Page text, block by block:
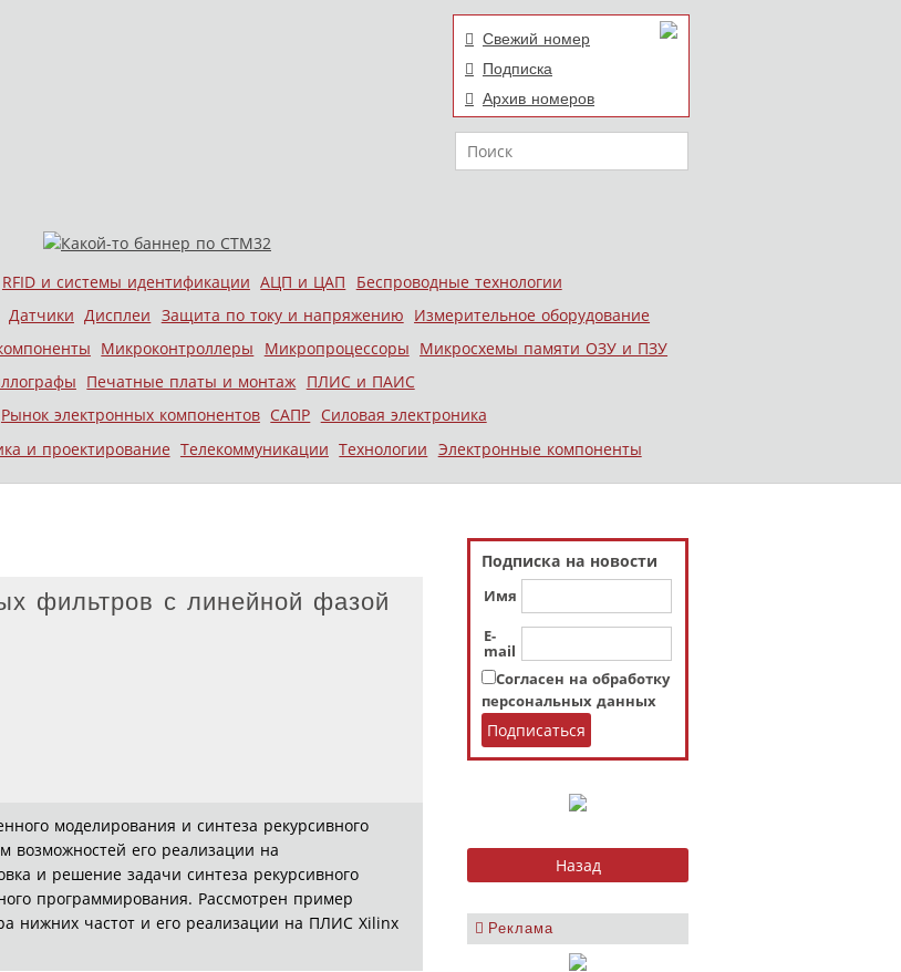
Свежий номер
Подписка
Архив номеров
Поиск
RFID и системы идентификации АЦП и ЦАП
Беспроводные технологии
Датчики Дисплеи Защита по току и напряжению Измерительное оборудование
Микроконтроллеры Микропроцессоры Микросхемы памяти ОЗУ и ПЗУ
Печатные платы и монтаж ПЛИС и ПАИС
Рынок электронных компонентов САПР Силовая электроника
и проектирование Телекоммуникации Технологии Электронные компоненты
Подписка на новости
Имя
E-
mail
Согласен на обработку
персональных данных
Реклама
фильтров с линейной фазой
моделирования и синтеза рекурсивного
возможностей его реализации на
и решение задачи синтеза рекурсивного
программирования. Рассмотрен пример
нижних частот и его реализации на ПЛИС Xilinx